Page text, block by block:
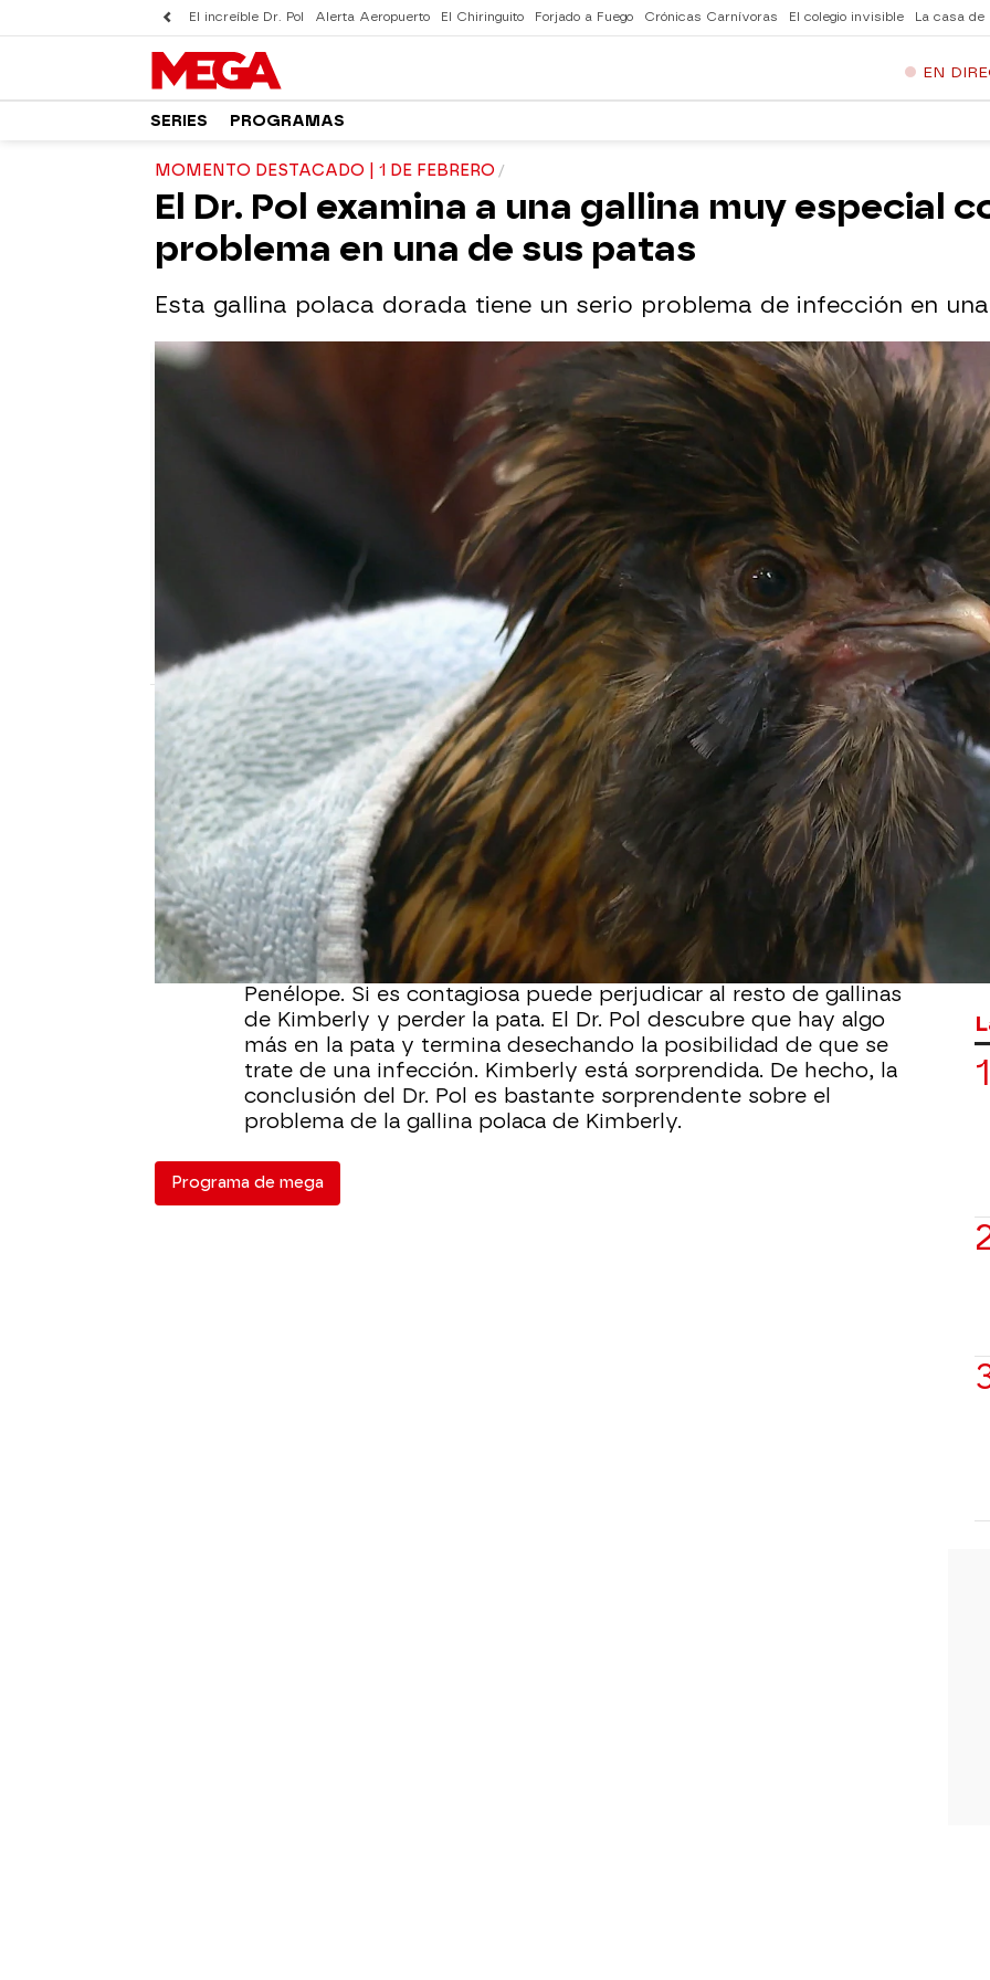
El increíble Dr. Pol Alerta Aeropuerto El Chiringuito Forjado a Fuego Crónicas Carnívoras El colegio invisible La casa de
EN
SERIES PROGRAMAS
MOMENTO DESTACADO | 1 DE FEBRERO
El Dr. Pol examina a una gallina muy especial
problema en una de sus patas
Esta gallina polaca dorada tiene un serio problema de infección en
mega
Madrid
Publicado:01 de febrero de 2022, 17:04
WhatsappFacebook
X
Se llama Penélope y es una gallina polaca dorada. Su dueña
Kimberly está preocupadaporque ha observado que tiene un
bulto en una de sus patas que no la deja caminar con
normalidad. Acude a ver al doctor Pol para explicare la
situación y que analice el problema de Penélope.
El Dr. Pol examina con cuidado la infección de la pata de
Penélope. Si es contagiosa puede perjudicar al resto de gallinas
de Kimberly y perder la pata. El Dr. Pol descubre que hay algo
más en la pata y termina desechando la posibilidad de que se
trate de una infección. Kimberly está sorprendida. De hecho, la
conclusión del Dr. Pol es bastante sorprendente sobre el
problema de la gallina polaca de Kimberly.
Programa de mega